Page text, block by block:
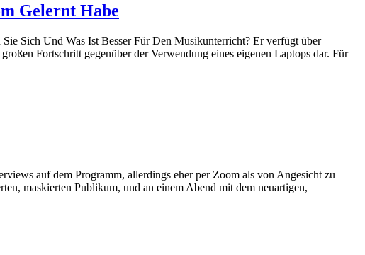
Gelernt Habe
Sich Und Was Ist Besser Für Den Musikunterricht? Er verfügt über
Fortschritt gegenüber der Verwendung eines eigenen Laptops dar. Für
auf dem Programm, allerdings eher per Zoom als von Angesicht zu
maskierten Publikum, und an einem Abend mit dem neuartigen,